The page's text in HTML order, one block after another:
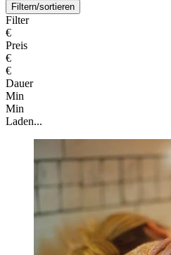
Filtern/sortieren
Filter
€
Preis
€
€
Dauer
Min
Min
Laden...